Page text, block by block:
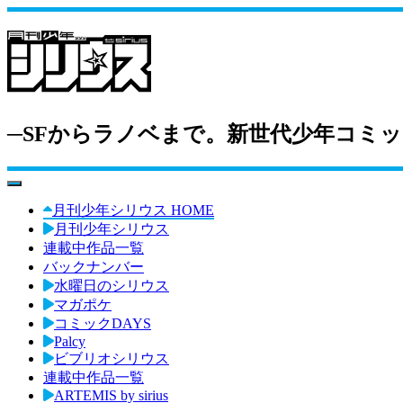
─SFからラノベまで。新世代少年コミ
toggle navigation
月刊少年シリウス HOME
月刊少年シリウス
連載中作品一覧
バックナンバー
水曜日のシリウス
マガポケ
コミックDAYS
Palcy
ビブリオシリウス
連載中作品一覧
ARTEMIS by sirius